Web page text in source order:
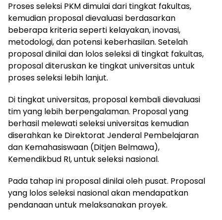
Proses seleksi PKM dimulai dari tingkat fakultas,
kemudian proposal dievaluasi berdasarkan
beberapa kriteria seperti kelayakan, inovasi,
metodologi, dan potensi keberhasilan. Setelah
proposal dinilai dan lolos seleksi di tingkat fakultas,
proposal diteruskan ke tingkat universitas untuk
proses seleksi lebih lanjut.
Di tingkat universitas, proposal kembali dievaluasi
tim yang lebih berpengalaman. Proposal yang
berhasil melewati seleksi universitas kemudian
diserahkan ke Direktorat Jenderal Pembelajaran
dan Kemahasiswaan (Ditjen Belmawa),
Kemendikbud RI, untuk seleksi nasional.
Pada tahap ini proposal dinilai oleh pusat. Proposal
yang lolos seleksi nasional akan mendapatkan
pendanaan untuk melaksanakan proyek.